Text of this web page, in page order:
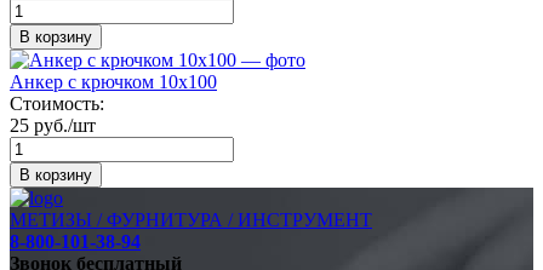
В корзину
Анкер с крючком 10х100
Стоимость:
25 руб./шт
В корзину
МЕТИЗЫ / ФУРНИТУРА / ИНСТРУМЕНТ
8-800-101-38-94
Звонок бесплатный